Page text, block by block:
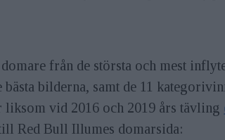
från de största och mest
bilderna, samt de 11
vid 2016 och 2019 års tävling
Red Bull Illumes domarsida: